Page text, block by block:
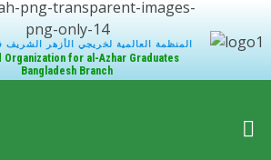
المنظمة العالمية لخريجي الأزهر الشريف
Organization for al-Azhar Graduates
Bangladesh Branch